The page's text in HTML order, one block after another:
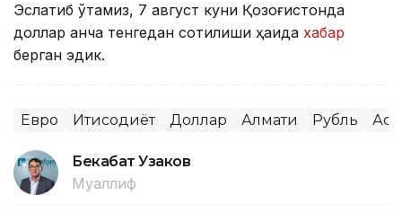
Эслатиб ўтамиз, 7 август куни Қозоғистонда
доллар қанча тенгедан сотилиши ҳақида хабар
берган эдик.
Евро Иқтисодиёт Доллар Алмати Рубль
Бекабат Узаков
Муаллиф